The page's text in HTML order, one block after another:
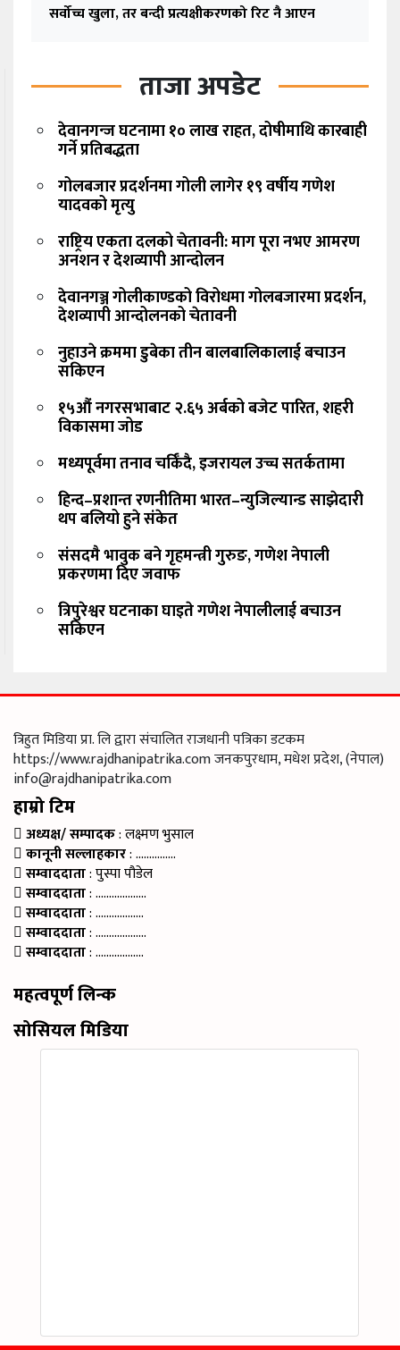
सर्वोच्च खुला, तर बन्दी प्रत्यक्षीकरणको रिट नै आएन
ताजा अपडेट
देवानगन्ज घटनामा १० लाख राहत, दोषीमाथि कारबाही
गर्ने प्रतिबद्धता
गोलबजार प्रदर्शनमा गोली लागेर १९ वर्षीय गणेश
यादवको मृत्यु
राष्ट्रिय एकता दलको चेतावनी: माग पूरा नभए आमरण
अनशन र देशव्यापी आन्दोलन
देवानगञ्ज गोलीकाण्डको विरोधमा गोलबजारमा प्रदर्शन,
देशव्यापी आन्दोलनको चेतावनी
नुहाउने क्रममा डुबेका तीन बालबालिकालाई बचाउन
सकिएन
१५औं नगरसभाबाट २.६५ अर्बको बजेट पारित, शहरी
विकासमा जोड
मध्यपूर्वमा तनाव चर्किँदै, इजरायल उच्च सतर्कतामा
हिन्द–प्रशान्त रणनीतिमा भारत–न्युजिल्यान्ड साझेदारी
थप बलियो हुने संकेत
संसदमै भावुक बने गृहमन्त्री गुरुङ, गणेश नेपाली
प्रकरणमा दिए जवाफ
त्रिपुरेश्वर घटनाका घाइते गणेश नेपालीलाई बचाउन
सकिएन
त्रिहुत मिडिया प्रा. लि द्वारा संचालित राजधानी पत्रिका डटकम
https://www.rajdhanipatrika.com जनकपुरधाम, मधेश प्रदेश, (नेपाल)
info@rajdhanipatrika.com
हाम्रो टिम
अध्यक्ष/ सम्पादक: लक्ष्मण भुसाल
कानूनी सल्लाहकार: ……………
सम्वाददाता: पुस्पा पौडेल
सम्वाददाता: ……………….
सम्वाददाता: ………………
सम्वाददाता: ……………….
सम्वाददाता: ………………
महत्वपूर्ण लिन्क
सोसियल मिडिया